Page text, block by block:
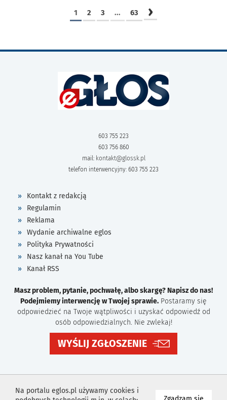
Na portalu eglos.pl używamy cookies i
1 2 3 ... 63 ›
603 755 223
603 756 860
mail: kontakt@glossk.pl
telefon interwencyjny: 603 755 223
Kontakt z redakcją
Regulamin
Reklama
Wydanie archiwalne eglos
Polityka Prywatności
Nasz kanał na You Tube
Kanał RSS
Masz problem, pytanie, pochwałę, albo skargę? Napisz do nas!
Podejmiemy interwencję w Twojej sprawie. Postaramy się
odpowiedzieć na Twoje wątpliwości i uzyskać odpowiedź od
osób odpowiedzialnych. Nie zwlekaj!
WYŚLIJ ZGŁOSZENIE